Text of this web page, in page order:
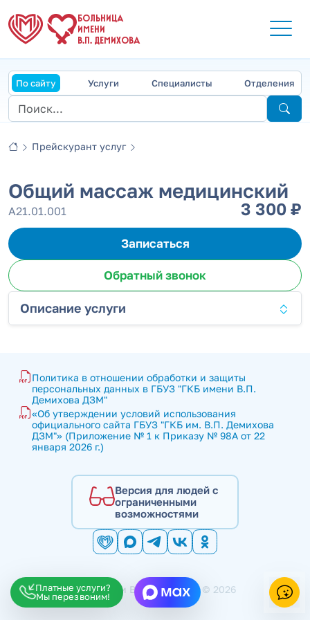
БОЛЬНИЦА
ИМЕНИ
В.П. ДЕМИХОВА
По сайту Услуги Специалисты Отделения
Прейскурант услуг
Общий массаж медицинский
А21.01.001 3 300 ₽
Записаться
Обратный звонок
Описание услуги
Политика в отношении обработки и защиты
персональных данных в ГБУЗ "ГКБ имени В.П.
Демихова ДЗМ"
«Об утверждении условий использования
официального сайта ГБУЗ "ГКБ им. В.П. Демихова
ДЗМ"» (Приложение № 1 к Приказу № 98А от 22
января 2026 г.)
Версия для людей с
ограниченными
возможностями
ГКБ имени В.П. Демихова © 2026
Платные услуги?
Мы перезвоним!